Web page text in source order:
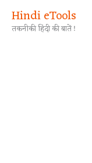
content
Hindi eTools
तकनीकी हिंदी की बातें !